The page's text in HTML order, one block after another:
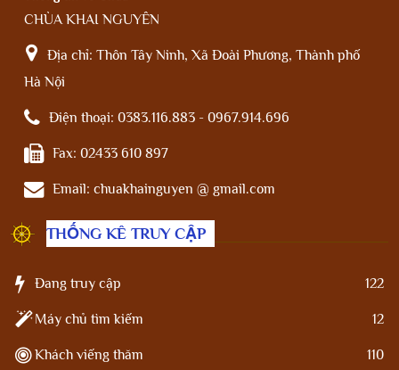
CHÙA KHAI NGUYÊN
Địa chỉ: Thôn Tây Ninh, Xã Đoài Phương, Thành phố
Hà Nội
Điện thoại: 0383.116.883 - 0967.914.696
Fax: 02433 610 897
Email: chuakhainguyen @ gmail.com
THỐNG KÊ TRUY CẬP
Đang truy cập 122
Máy chủ tìm kiếm 12
Khách viếng thăm 110